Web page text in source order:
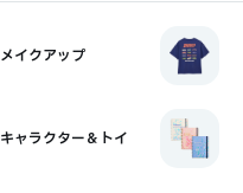
メイクアップ
キャラクター＆トイ